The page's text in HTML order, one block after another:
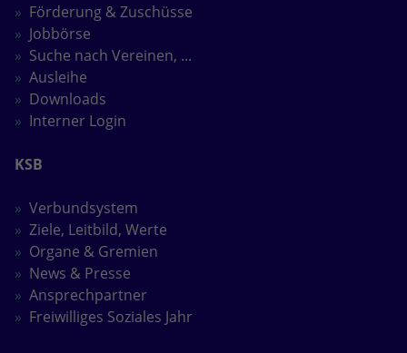
Förderung & Zuschüsse
Jobbörse
Suche nach Vereinen, ...
Ausleihe
Downloads
Interner Login
KSB
Verbundsystem
Ziele, Leitbild, Werte
Organe & Gremien
News & Presse
Ansprechpartner
Freiwilliges Soziales Jahr